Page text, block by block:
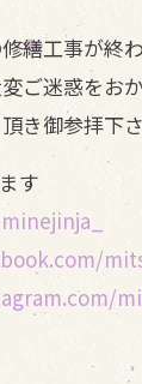
繕工事が終わ
ご迷惑をお
き御参拝下さ
す